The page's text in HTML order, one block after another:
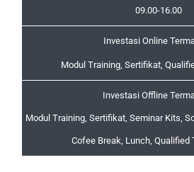
09.00-16.00
Investasi Online
Modul Training, Sertifikat,
Investasi Offline
Modul Training, Sertifikat, Seminar Kits,
Cofee Break, Lunch, Qualified